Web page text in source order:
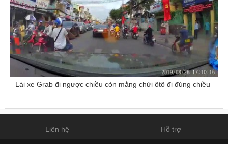
Lái xe Grab đi ngược chiều còn mắng chửi ôtô đi đúng chiều
Liên hệ Hỗ trợ